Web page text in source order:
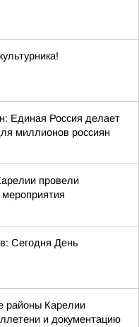
Единая Россия делает
миллионов россиян
провели
Сегодня День
районы Карелии
и документацию